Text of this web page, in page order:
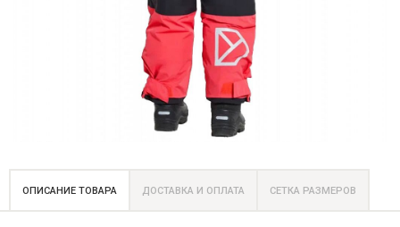
ОПИСАНИЕ ТОВАРА ДОСТАВКА И ОПЛАТА СЕТКА РАЗМЕРОВ